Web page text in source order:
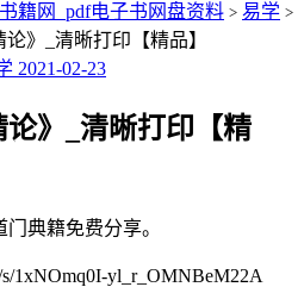
籍网_pdf电子书网盘资料 > 易学 >
》_清晰打印【精品】
2021-02-23
》_清晰打印【精
典籍免费分享。
1xNOmq0I-yl_r_OMNBeM22A